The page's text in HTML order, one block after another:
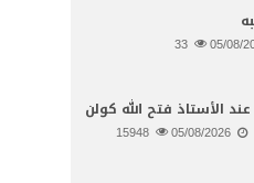
05/08/
عند الأستاذ فتح الله كولن
05/08/2026